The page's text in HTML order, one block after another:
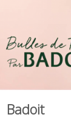
Badoit